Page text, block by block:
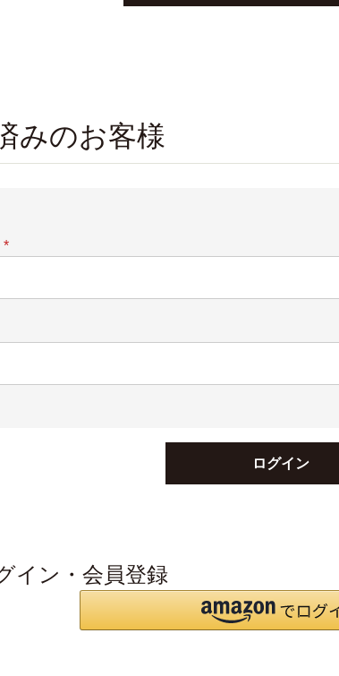
みのお客様
須)
ログイン
イン・会員登録